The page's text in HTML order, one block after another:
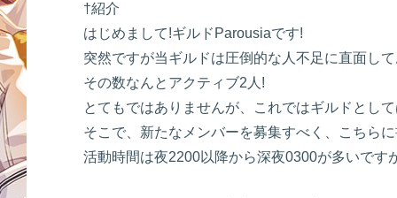
†紹介
はじめまして!ギルドParousiaです!
突然ですが当ギルドは圧倒的な人不足に直面し
その数なんとアクティブ2人!
とてもではありませんが、これではギルドとし
そこで、新たなメンバーを募集すべく、こちら
活動時間は夜2200以降から深夜0300が多いで